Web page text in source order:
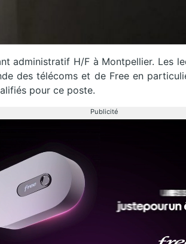
administratif H/F à Montpellier. Les
des télécoms et de Free en
pour ce poste.
Publicité